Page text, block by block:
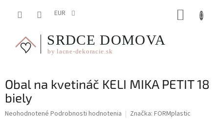
EUR
Obal na kvetináč KELI MIKA PETIT 18
biely
Priemerné
Neohodnotené Podrobnosti hodnotenia Značka: FORMplastic